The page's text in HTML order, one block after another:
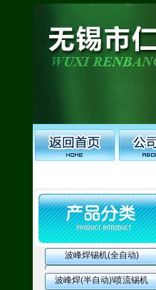
波峰焊锡机(全自动)
波峰焊(半自动)\喷流锡机